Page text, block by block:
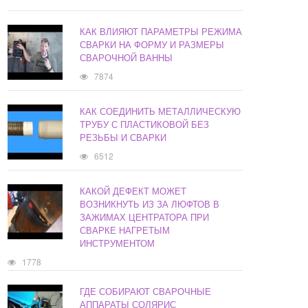
КАК ВЛИЯЮТ ПАРАМЕТРЫ РЕЖИМА
СВАРКИ НА ФОРМУ И РАЗМЕРЫ
СВАРОЧНОЙ ВАННЫ
7874
КАК СОЕДИНИТЬ МЕТАЛЛИЧЕСКУЮ
ТРУБУ С ПЛАСТИКОВОЙ БЕЗ
РЕЗЬБЫ И СВАРКИ
6512
КАКОЙ ДЕФЕКТ МОЖЕТ
ВОЗНИКНУТЬ ИЗ ЗА ЛЮФТОВ В
ЗАЖИМАХ ЦЕНТРАТОРА ПРИ
СВАРКЕ НАГРЕТЫМ
ИНСТРУМЕНТОМ
1778
ГДЕ СОБИРАЮТ СВАРОЧНЫЕ
АППАРАТЫ СОЛЯРИС